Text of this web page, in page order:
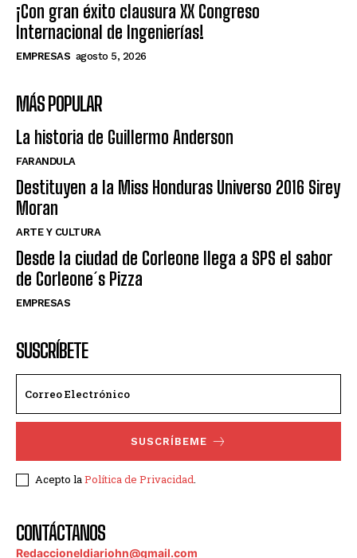
¡Con gran éxito clausura XX Congreso
Internacional de Ingenierías!
EMPRESAS agosto 5, 2026
MÁS POPULAR
La historia de Guillermo Anderson
FARANDULA
Destituyen a la Miss Honduras Universo 2016 Sirey
Moran
ARTE Y CULTURA
Desde la ciudad de Corleone llega a SPS el sabor
de Corleone´s Pizza
EMPRESAS
SUSCRÍBETE
SUSCRÍBEME
Acepto laPolítica de Privacidad.
CONTÁCTANOS
Redaccioneldiariohn@gmail.com